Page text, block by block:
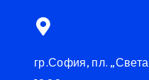
гр.София, пл.